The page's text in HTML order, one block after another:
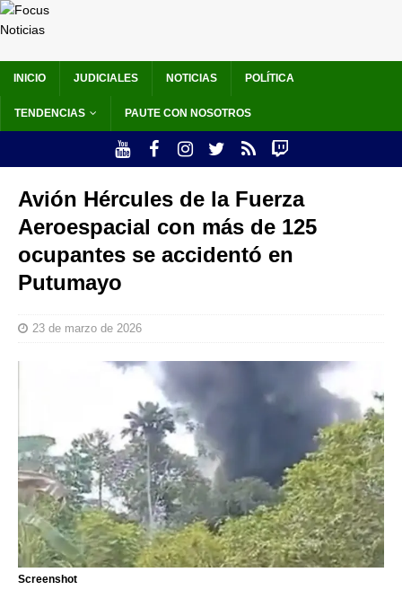
INICIO JUDICIALES NOTICIAS POLÍTICA
TENDENCIAS PAUTE CON NOSOTROS
Avión Hércules de la Fuerza
Aeroespacial con más de 125
ocupantes se accidentó en
Putumayo
23 de marzo de 2026
Screenshot